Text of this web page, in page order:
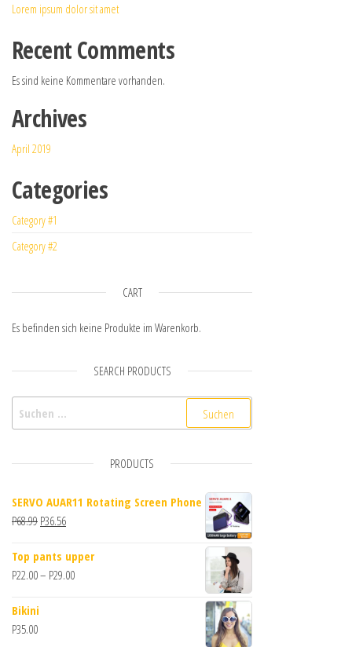
Lorem ipsum dolor sit amet
Recent Comments
Es sind keine Kommentare vorhanden.
Archives
April 2019
Categories
Category #1
Category #2
CART
Es befinden sich keine Produkte im Warenkorb.
SEARCH PRODUCTS
Suchen nach:
PRODUCTS
SERVO AUAR11 Rotating Screen Phone
P68.99 Ursprünglicher Preis war: P68.99
P36.56Aktueller Preis ist: P36.56.
Top pants upper
P22.00– P29.00Preisspanne: P22.00 bis P29.00
Bikini
P35.00